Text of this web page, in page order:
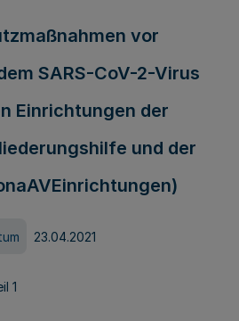
vor
SARS-CoV-2-Virus
Einrichtungen der
und der
23.04.2021
1